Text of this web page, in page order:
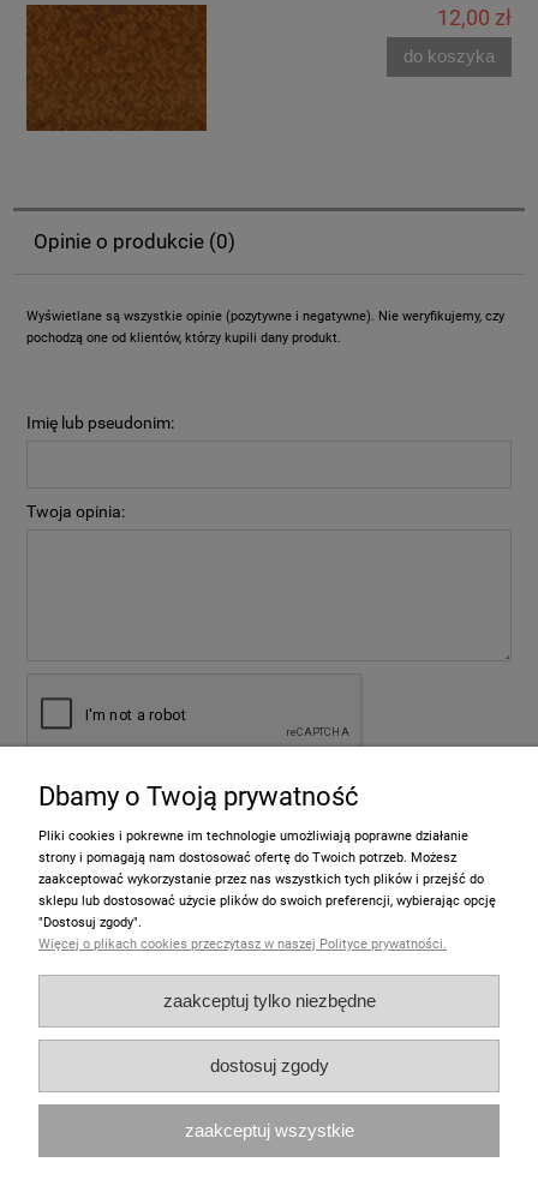
12,00 zł
do koszyka
Opinie o produkcie (0)
Wyświetlane są wszystkie opinie (pozytywne i negatywne). Nie weryfikujemy, czy
pochodzą one od klientów, którzy kupili dany produkt.
Imię lub pseudonim:
Twoja opinia:
Informacje
Moje konto
Polecamy
Dbamy o Twoją prywatność
Pliki cookies i pokrewne im technologie umożliwiają poprawne działanie
strony i pomagają nam dostosować ofertę do Twoich potrzeb. Możesz
zaakceptować wykorzystanie przez nas wszystkich tych plików i przejść do
sklepu lub dostosować użycie plików do swoich preferencji, wybierając opcję
"Dostosuj zgody".
Więcej o plikach cookies przeczytasz w naszej Polityce prywatności.
zaakceptuj tylko niezbędne
dostosuj zgody
zaakceptuj wszystkie